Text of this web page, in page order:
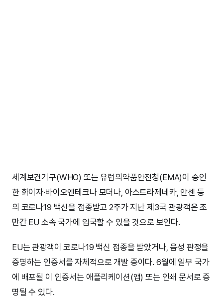
세계보건기구(WHO) 또는 유럽의약품안전청(EMA)이 승인
한 화이자·바이오엔테크나 모더나, 아스트라제네카, 얀센 등
의 코로나19 백신을 접종받고 2주가 지난 제3국 관광객은 조
만간 EU 소속 국가에 입국할 수 있을 것으로 보인다.
EU는 관광객이 코로나19 백신 접종을 받았거나, 음성 판정을
증명하는 인증서를 자체적으로 개발 중이다. 6월에 일부 국가
에 배포될 이 인증서는 애플리케이션(앱) 또는 인쇄 문서로 증
명될 수 있다.